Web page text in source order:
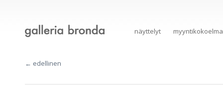
näyttelyt myyntikokoelma
← edellinen